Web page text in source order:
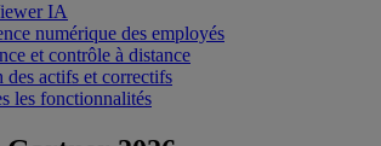
IA
numérique des employés
et contrôle à distance
des actifs et correctifs
les fonctionnalités